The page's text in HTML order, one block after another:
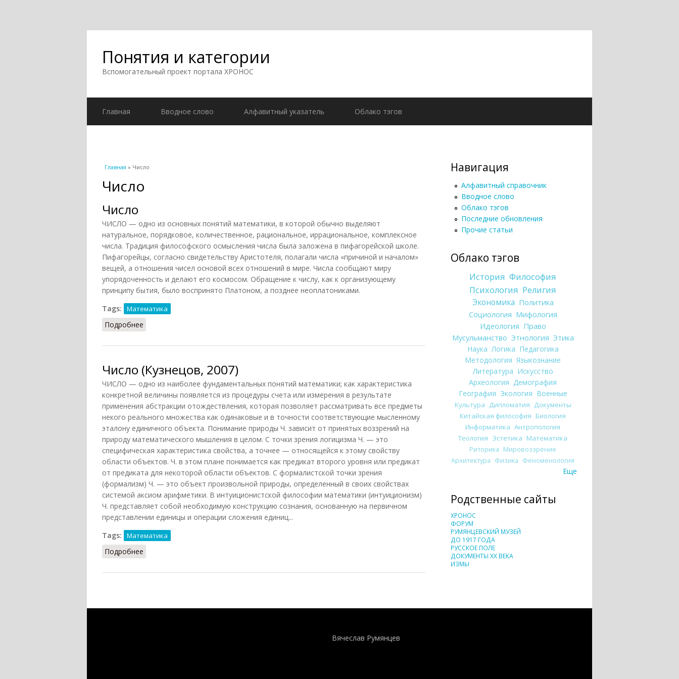
Понятия и категории
Вспомогательный проект портала ХРОНОС
Главная Вводное слово Алфавитный указатель Облако тэгов
Вы здесь
Главная » Число
Число
Число
ЧИСЛО — одно из основных понятий математики, в которой обычно выделяют
натуральное, порядковое, количественное, рациональное, иррациональное, комплексное
числа. Традиция философского осмысления числа была заложена в пифагорейской школе.
Пифагорейцы, согласно свидетельству Аристотеля, полагали числа «причиной и началом»
вещей, а отношения чисел основой всех отношений в мире. Числа сообщают миру
упорядоченность и делают его космосом. Обращение к числу, как к организующему
принципу бытия, было воспринято Платоном, а позднее неоплатониками.
Tags:
Математика
Подробнее
Число (Кузнецов, 2007)
ЧИСЛО — одно из наиболее фундаментальных понятий математики; как характеристика
конкретной величины появляется из процедуры счета или измерения в результате
применения абстракции отождествления, которая позволяет рассматривать все предметы
некого реального множества как одинаковые и в точности соответствующие мысленному
эталону единичного объекта. Понимание природы Ч. зависит от принятых воззрений на
природу математического мышления в целом. С точки зрения логицизма Ч. — это
специфическая характеристика свойства, а точнее — относящейся к этому свойству
области объектов. Ч. в этом плане понимается как предикат второго уровня или предикат
от предиката для некоторой области объектов. С формалистской точки зрения
(формализм) Ч. — это объект произвольной природы, определенный в своих свойствах
системой аксиом арифметики. В интуиционистской философии математики (интуиционизм)
Ч. представляет собой необходимую конструкцию сознания, основанную на первичном
представлении единицы и операции сложения единиц...
Tags:
Математика
Подробнее
Навигация
Алфавитный справочник
Вводное слово
Облако тэгов
Последние обновления
Прочие статьи
Облако тэгов
История Философия
Психология Религия
Экономика Политика
Социология Мифология
Идеология Право
Мусульманство Этнология Этика
Наука Логика Педагогика
Методология Языкознание
Литература Искусство
Археология Демография
География Экология Военные
Культура Дипломатия Документы
Китайская философия Биология
Информатика Антропология
Теология Эстетика Математика
Риторика Мировоззрение
Архитектура Физика Феноменология
Еще
Родственные сайты
ХРОНОС
ФОРУМ
РУМЯНЦЕВСКИЙ МУЗЕЙ
ДО 1917 ГОДА
РУССКОЕ ПОЛЕ
ДОКУМЕНТЫ XX ВЕКА
ИЗМЫ
Вячеслав Румянцев